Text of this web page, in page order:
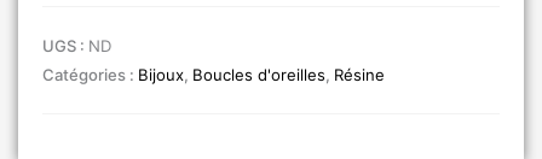
UGS : ND
Catégories : Bijoux, Boucles d'oreilles, Résine